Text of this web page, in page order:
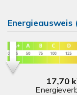
Energieausweis
17,70